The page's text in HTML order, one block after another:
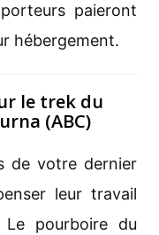
paieront
hébergement.
le trek du
(ABC)
de votre dernier
leur travail
pourboire du